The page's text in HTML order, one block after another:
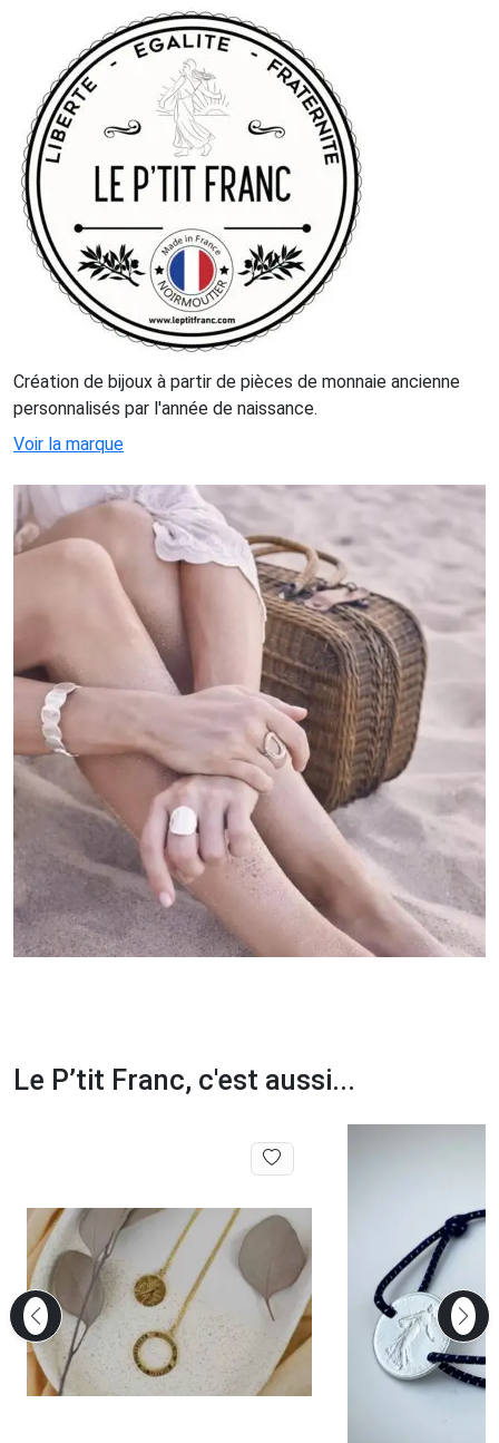
Création de bijoux à partir de pièces de monnaie ancienne
personnalisés par l'année de naissance.
Voir la marque
Le P’tit Franc, c'est aussi...